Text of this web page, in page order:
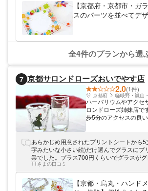
【京都府・京都市・ガ
スのパーツを並べてデ
全4件のプランから選
7 京都サロンドローズおいでやす店
2.0(1件)
京都府 嵯峨野・嵐山
ハーバリウムやアクセ
ロンドローズ姉妹店で
歩5分のアクセスの良
けます。
あらかじめ用意されたプリントシートから
字みたいな小さい絵)だけ選んでグラスにプ
業でした。プラス700円くらいでグラスが
ると言うのでそうしましたが、出てきたの
ト500円未満で販売されていたグラスです
7,700円はちょっとお高いかなと、体験して
ここを選ぶことはないでしょう。
TTさまの口コミ
【京都・烏丸・ハンド